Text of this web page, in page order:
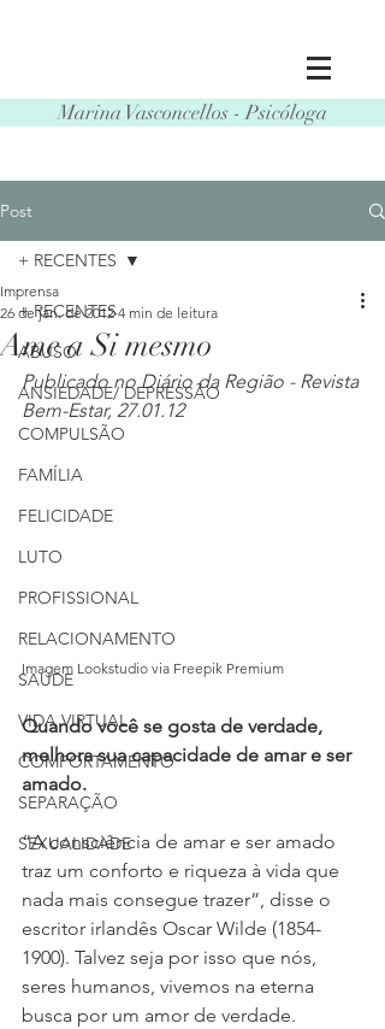
Marina Vasconcellos - Psicóloga
Post
+ RECENTES
ABUSO
ANSIEDADE/ DEPRESSÃO
COMPULSÃO
FAMÍLIA
FELICIDADE
LUTO
PROFISSIONAL
RELACIONAMENTO
SAÚDE
VIDA VIRTUAL
COMPORTAMENTO
SEPARAÇÃO
SEXUALIDADE
+ RECENTES
Ame a Si mesmo
Imprensa
26 de jan. de 2012 4 min de leitura
Publicado no Diário da Região - Revista
Bem-Estar, 27.01.12
Imagem Lookstudio via Freepik Premium
Quando você se gosta de verdade,
melhora sua capacidade de amar e ser
amado.
“A consciência de amar e ser amado
traz um conforto e riqueza à vida que
nada mais consegue trazer”, disse o
escritor irlandês Oscar Wilde (1854-
1900). Talvez seja por isso que nós,
seres humanos, vivemos na eterna
busca por um amor de verdade.